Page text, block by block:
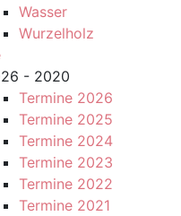
Wasser
Wurzelholz
- 2020
Termine 2026
Termine 2025
Termine 2024
Termine 2023
Termine 2022
Termine 2021